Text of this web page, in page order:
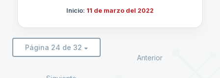
Inicio: 11 de marzo del 2022
Página 24 de 32
Anterior